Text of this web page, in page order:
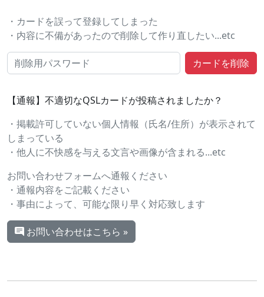
・カードを誤って登録してしまった
・内容に不備があったので削除して作り直したい...etc
【通報】不適切なQSLカードが投稿されましたか？
・掲載許可していない個人情報（氏名/住所）が表示されて
しまっている
・他人に不快感を与える文言や画像が含まれる...etc
お問い合わせフォームへ通報ください
・通報内容をご記載ください
・事由によって、可能な限り早く対応致します
お問い合わせはこちら »